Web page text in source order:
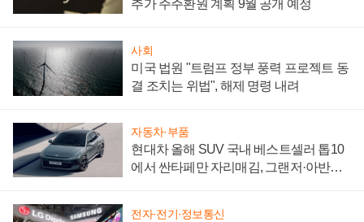
추가 주주환원 계획 9월 공개 예정
사회
미국 법원 "트럼프 정부 풍력 프로젝트 동
결 조치는 위법", 해제 명령 내려
자동차·부품
현대차 올해 SUV 국내 베스트셀러 톱10
에서 싼타페만 자리매김, 그랜저·아반떼
전자·전기·정보통신